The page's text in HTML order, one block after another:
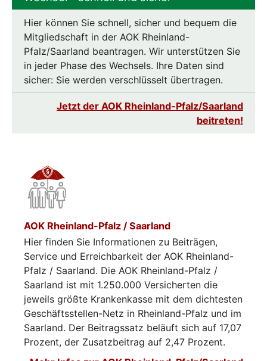
Hier können Sie schnell, sicher und bequem die
Mitgliedschaft in der AOK Rheinland-
Pfalz/Saarland beantragen. Wir unterstützen Sie
in jeder Phase des Wechsels. Ihre Daten sind
sicher: Sie werden verschlüsselt übertragen.
Jetzt der AOK Rheinland-Pfalz/Saarland
beitreten!
AOK Rheinland-Pfalz / Saarland
Hier finden Sie Informationen zu Beiträgen,
Service und Erreichbarkeit der AOK Rheinland-
Pfalz / Saarland. Die AOK Rheinland-Pfalz /
Saarland ist mit 1.250.000 Versicherten die
jeweils größte Krankenkasse mit dem dichtesten
Geschäftsstellen-Netz in Rheinland-Pfalz und im
Saarland. Der Beitragssatz beläuft sich auf 17,07
Prozent, der Zusatzbeitrag auf 2,47 Prozent.